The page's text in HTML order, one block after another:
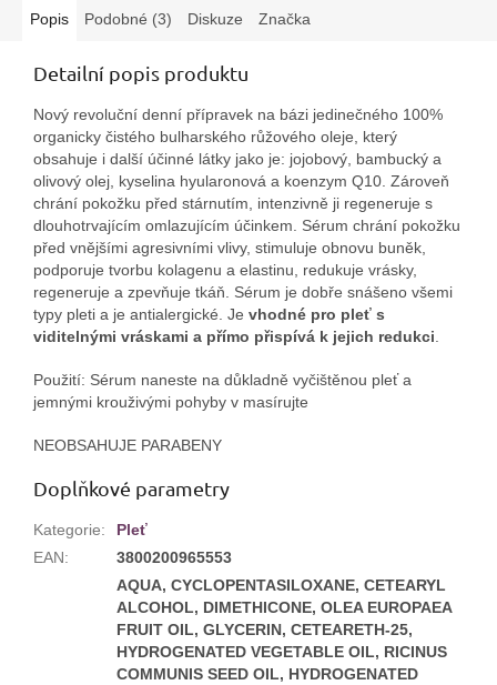
Popis Podobné (3) Diskuze Značka
Detailní popis produktu
Nový revoluční denní přípravek na bázi jedinečného 100%
organicky čistého bulharského růžového oleje, který
obsahuje i další účinné látky jako je: jojobový, bambucký a
olivový olej, kyselina hyularonová a koenzym Q10. Zároveň
chrání pokožku před stárnutím, intenzivně ji regeneruje s
dlouhotrvajícím omlazujícím účinkem. Sérum chrání pokožku
před vnějšími agresivními vlivy, stimuluje obnovu buněk,
podporuje tvorbu kolagenu a elastinu, redukuje vrásky,
regeneruje a zpevňuje tkáň. Sérum je dobře snášeno všemi
typy pleti a je antialergické. Je vhodné pro pleť s
viditelnými vráskami a přímo přispívá k jejich redukci
Použití: Sérum naneste na důkladně vyčištěnou pleť a
jemnými krouživými pohyby v masírujte
NEOBSAHUJE PARABENY
Doplňkové parametry
Kategorie:
Pleť
EAN: 3800200965553
AQUA, CYCLOPENTASILOXANE, CETEARYL
ALCOHOL, DIMETHICONE, OLEA EUROPAEA
FRUIT OIL, GLYCERIN, CETEARETH-25,
HYDROGENATED VEGETABLE OIL, RICINUS
COMMUNIS SEED OIL, HYDROGENATED